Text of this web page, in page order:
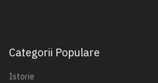
Categorii Populare
Istorie